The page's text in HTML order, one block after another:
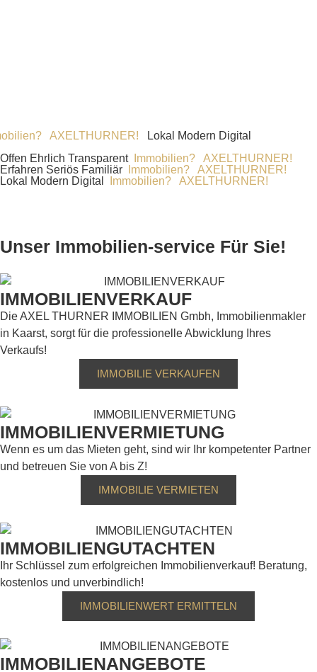
AXELTHURNER!Lokal Modern Digital Immobilien?
Offen Ehrlich Transparent
Immobilien? AXELTHURNER!
Erfahren Seriös Familiär
Immobilien? AXELTHURNER!
Lokal Modern Digital
Immobilien? AXELTHURNER!
Unser Immobilien-service Für Sie!
IMMOBILIENVERKAUF
Die AXEL THURNER IMMOBILIEN Gmbh, Immobilienmakler
in Kaarst, sorgt für die professionelle Abwicklung Ihres
Verkaufs!
IMMOBILIE VERKAUFEN
IMMOBILIENVERMIETUNG
Wenn es um das Mieten geht, sind wir Ihr kompetenter Partner
und betreuen Sie von A bis Z!
IMMOBILIE VERMIETEN
IMMOBILIENGUTACHTEN
Ihr Schlüssel zum erfolgreichen Immobilienverkauf! Beratung,
kostenlos und unverbindlich!
IMMOBILIENWERT ERMITTELN
IMMOBILIENANGEBOTE